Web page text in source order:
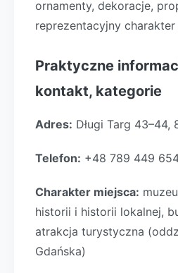
ornamenty, dekoracje,
reprezentacyjny charakter
Praktyczne
kontakt, kategorie
Adres: Długi Targ 43–44,
Telefon: +48 789 449
Charakter miejsca:
historii i historii lokalnej,
atrakcja turystyczna
Gdańska)